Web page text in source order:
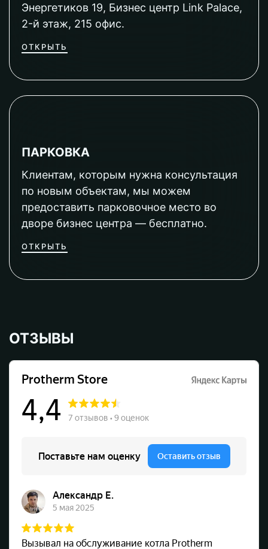
Энергетиков 19, Бизнес центр Link Palace,
2-й этаж, 215 офис.
ОТКРЫТЬ
ПАРКОВКА
Клиентам, которым нужна консультация
по новым объектам, мы можем
предоставить парковочное место во
дворе бизнес центра — бесплатно.
ОТКРЫТЬ
ОТЗЫВЫ